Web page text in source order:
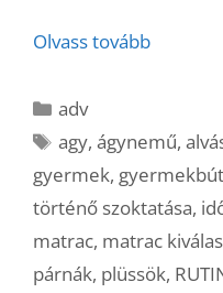
Olvass tovább
Kategória
adv
Címkék
agy,ágynemű,
gyermek,
történő szoktatása,
matrac, matrac
párnák, plüssök,